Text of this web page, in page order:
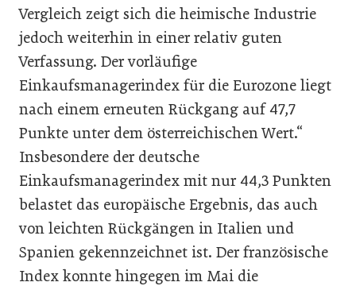
Vergleich zeigt sich die heimische Industrie
jedoch weiterhin in einer relativ guten
Verfassung. Der vorläufige
Einkaufsmanagerindex für die Eurozone liegt
nach einem erneuten Rückgang auf 47,7
Punkte unter dem österreichischen Wert.“
Insbesondere der deutsche
Einkaufsmanagerindex mit nur 44,3 Punkten
belastet das europäische Ergebnis, das auch
von leichten Rückgängen in Italien und
Spanien gekennzeichnet ist. Der französische
Index konnte hingegen im Mai die